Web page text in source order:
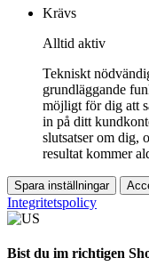
Krävs
Alltid aktiv
Tekniskt
grundläggande
möjligt för dig att
in på ditt
slutsatser om dig,
resultat kommer
Spara inställningar
Integritetspolicy
Bist du im richtigen